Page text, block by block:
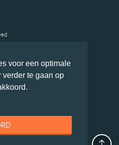
voor een optimale
te gaan op
Disclaimer
Cookies